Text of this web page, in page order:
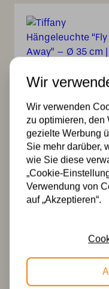
Hängeleuchte
Away” – Ø 35 cm
&
Glas
378,00
Wir
Wir verwenden
zu optimieren, den
gezielte Werbung
Sie mehr darüber,
wie Sie diese
„Cookie-
Verwendung von
auf „Akzeptieren“.